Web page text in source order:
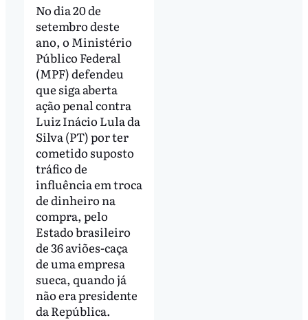
No dia 20 de
setembro deste
ano, o Ministério
Público Federal
(MPF) defendeu
que siga aberta
ação penal contra
Luiz Inácio Lula da
Silva (PT) por ter
cometido suposto
tráfico de
influência em troca
de dinheiro na
compra, pelo
Estado brasileiro
de 36 aviões-caça
de uma empresa
sueca, quando já
não era presidente
da República.